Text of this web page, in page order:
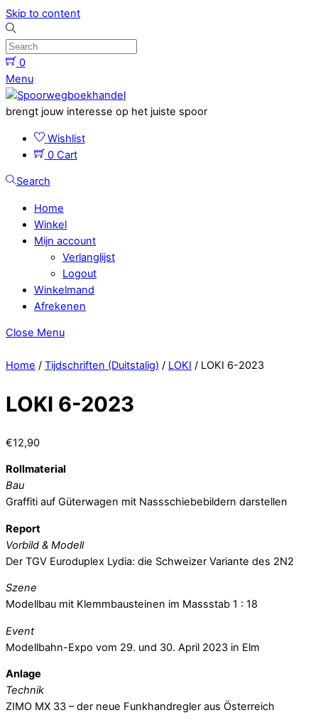
Skip to content
0
Menu
brengt jouw interesse op het juiste spoor
Wishlist
0 Cart
Search
Home
Winkel
Mijn account
Verlanglijst
Logout
Winkelmand
Afrekenen
Close Menu
Home / Tijdschriften (Duitstalig) / LOKI / LOKI 6-2023
LOKI 6-2023
€12,90
Rollmaterial
Bau
Graffiti auf Güterwagen mit Nassschiebebildern darstellen
Report
Vorbild & Modell
Der TGV Euroduplex Lydia: die Schweizer Variante des 2N2
Szene
Modellbau mit Klemmbausteinen im Massstab 1 : 18
Event
Modellbahn-Expo vom 29. und 30. April 2023 in Elm
Anlage
Technik
ZIMO MX 33 – der neue Funkhandregler aus Österreich